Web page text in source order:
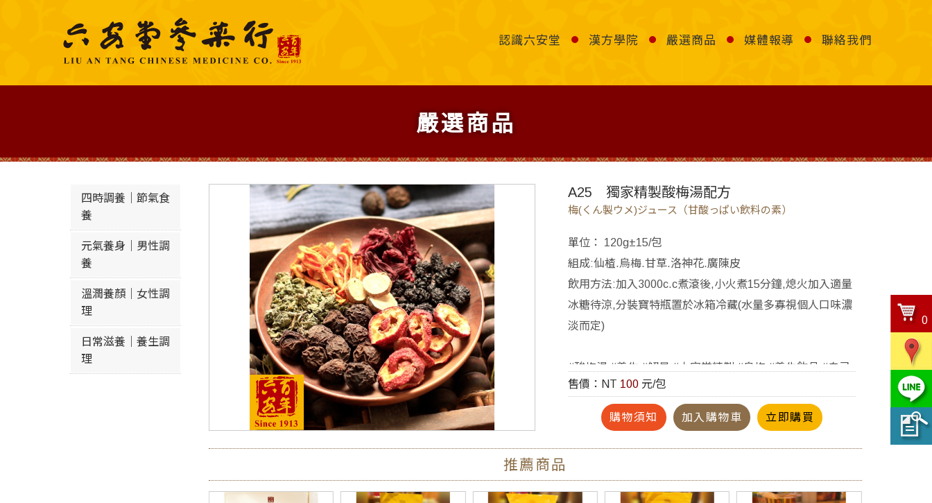
認識六安堂 漢方學院 嚴選商品 媒體報導 聯絡我們
嚴選商品
0
四時調養｜節氣食
養
元氣養身｜男性調
養
溫潤養顏｜女性調
理
日常滋養｜養生調
理
A25 獨家精製酸梅湯配方
梅(くん製ウメ)ジュース（甘酸っぱい飲料の素）
單位： 120g±15/包
組成:仙楂.烏梅.甘草.洛神花.廣陳皮
飲用方法:加入3000c.c煮滾後,小火煮15分鐘,熄火加入適量
冰糖待涼,分裝寶特瓶置於冰箱冷藏(水量多寡視個人口味濃
淡而定)
#酸梅湯 #養生 #解暑 #六安堂精製 #烏梅 #養生飲品 #自己
煮很簡單 #冰起來想喝多少就多少
售價：NT 100 元/包
購物須知 加入購物車 立即購買
推薦商品